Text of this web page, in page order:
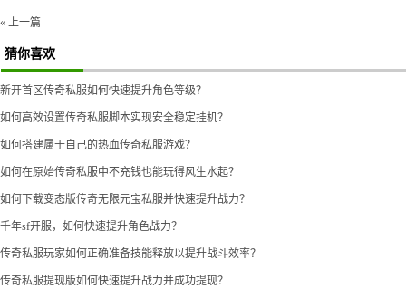
« 上一篇
猜你喜欢
新开首区传奇私服如何快速提升角色等级？
如何高效设置传奇私服脚本实现安全稳定挂机？
如何搭建属于自己的热血传奇私服游戏？
如何在原始传奇私服中不充钱也能玩得风生水起？
如何下载变态版传奇无限元宝私服并快速提升战力？
千年sf开服，如何快速提升角色战力？
传奇私服玩家如何正确准备技能释放以提升战斗效率？
传奇私服提现版如何快速提升战力并成功提现？